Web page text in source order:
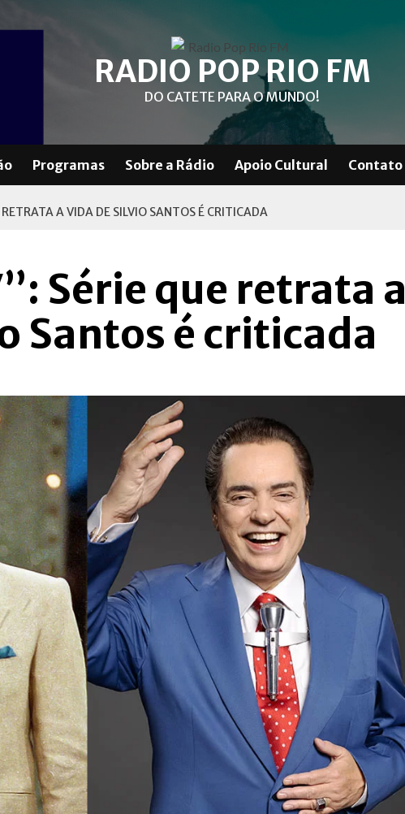
RADIO POP RIO FM
DO CATETE PARA O MUNDO!
Programas Sobre a Rádio Apoio Cultural Contato
A VIDA DE SILVIO SANTOS É CRITICADA
Série que retrata a
Santos é criticada